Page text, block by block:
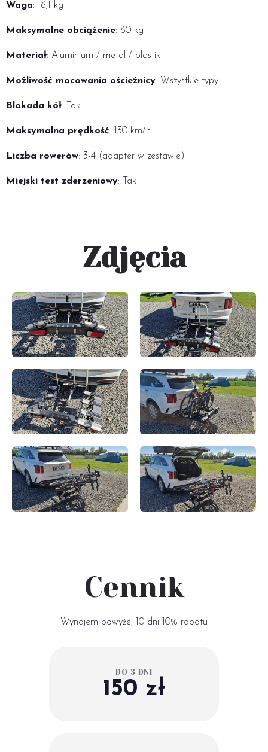
Waga: 16,1 kg
Maksymalne obciążenie: 60 kg
Materiał: Aluminium / metal / plastik
Możliwość mocowania ościeżnicy: Wszystkie typy
Blokada kół: Tak
Maksymalna prędkość: 130 km/h
Liczba rowerów: 3-4 (adapter w zestawie)
Miejski test zderzeniowy: Tak
Zdjęcia
Cennik
Wynajem powyżej 10 dni 10% rabatu
DO 3 DNI
150 zł